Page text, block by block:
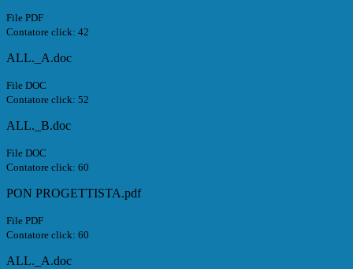
File PDF
Contatore click: 42
ALL._A.doc
File DOC
Contatore click: 52
ALL._B.doc
File DOC
Contatore click: 60
PON PROGETTISTA.pdf
File PDF
Contatore click: 60
ALL._A.doc